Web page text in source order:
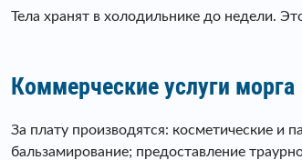
Тела хранят в холодильнике до недели.
Коммерческие услуги морга
За плату производятся: косметические и
бальзамирование; предоставление